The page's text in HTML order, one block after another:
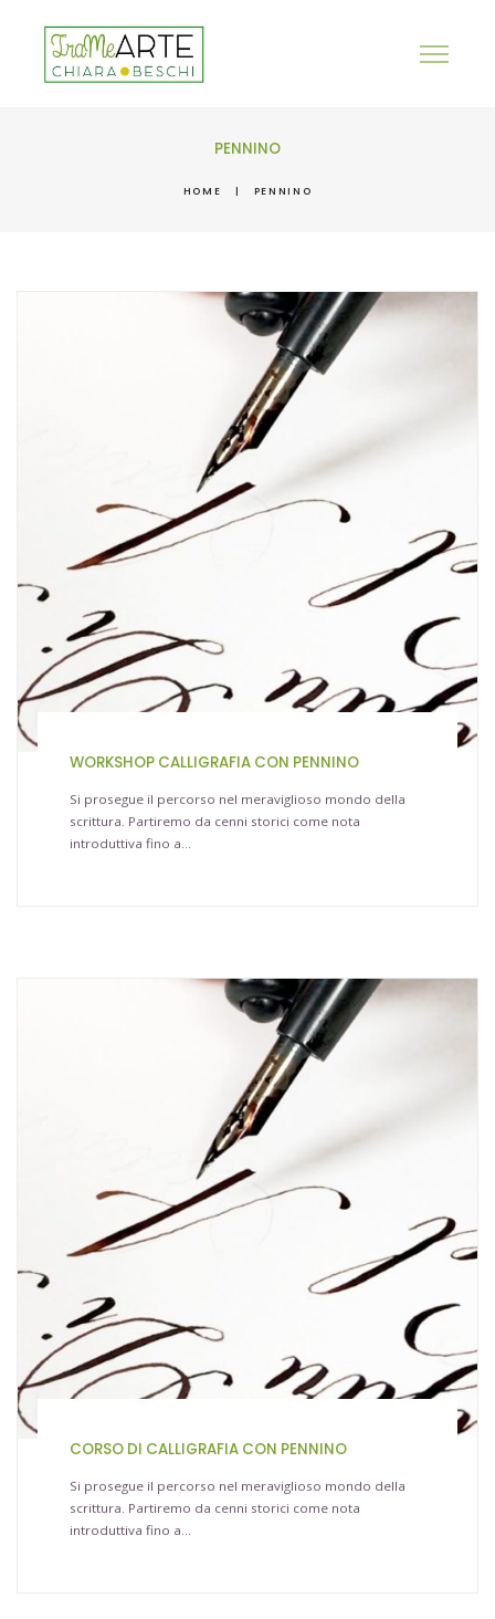
PENNINO
HOME | PENNINO
WORKSHOP CALLIGRAFIA CON PENNINO
Si prosegue il percorso nel meraviglioso mondo della
scrittura. Partiremo da cenni storici come nota
introduttiva fino a…
CORSO DI CALLIGRAFIA CON PENNINO
Si prosegue il percorso nel meraviglioso mondo della
scrittura. Partiremo da cenni storici come nota
introduttiva fino a…